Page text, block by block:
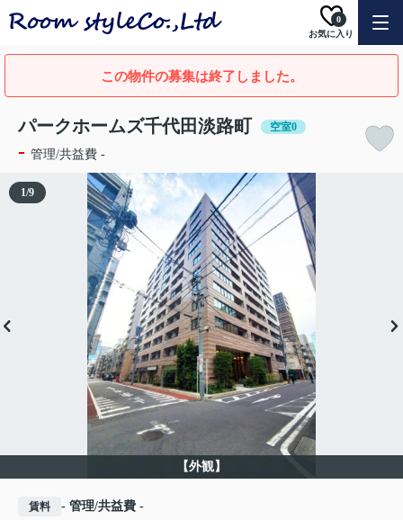
お気に入り
0
この物件の募集は終了しました。
パークホームズ千代田淡路町 空室0
- 管理/共益費 -
【外観】
1/9
賃料 - 管理/共益費 -